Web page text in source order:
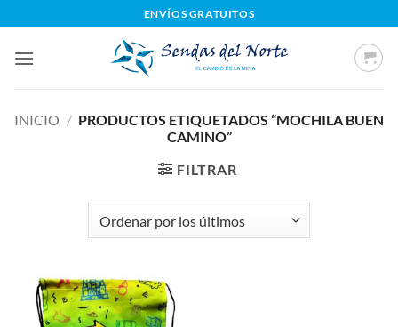
al
contenido
ENVÍOS GRATUITOS
INICIO / PRODUCTOS ETIQUETADOS “MOCHILA BUEN
CAMINO”
FILTRAR